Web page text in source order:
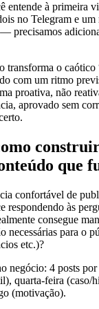
entende à primeira
no Telegram e
precisamos
transforma o caótico
com um ritmo
proativa, não
aprovado sem
que
confortável de
respondendo às
consegue
necessárias para o
etc.)?
negócio: 4 posts
quarta-feira (caso/
(motivação).